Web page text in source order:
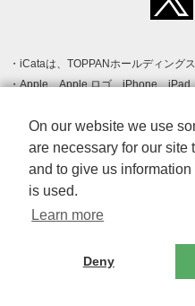
iCataは、TOPPANホールディング
Apple、Apple ロゴ、iPhone、iPad
登録された Apple Inc. の商標です
クです。
Android、Google Play および
す。
Windows は Microsoft Inc.の米国
標です。
Adobe、Adobe Reader、Adobe
その他、記載されている会社名、
On our website we use
are necessary for our site
and to give us
is used.
Learn more
Deny